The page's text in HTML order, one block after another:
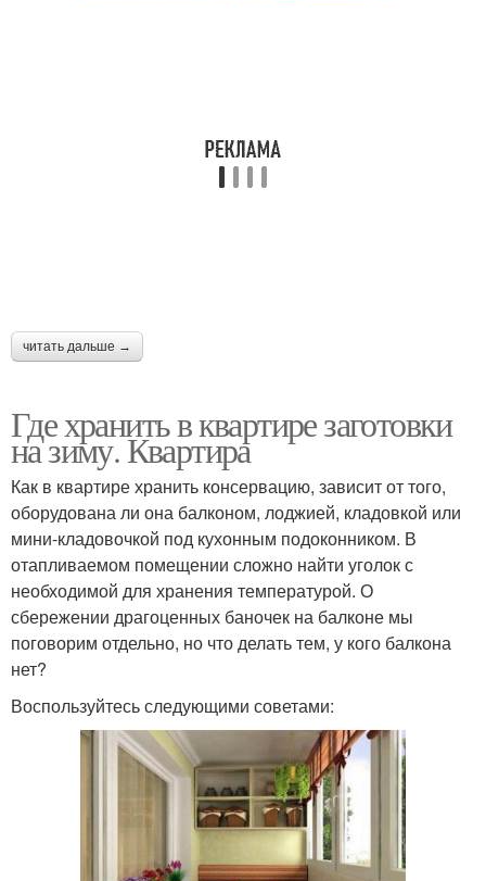
читать дальше →
Где хранить в квартире заготовки
на зиму. Квартира
Как в квартире хранить консервацию, зависит от того,
оборудована ли она балконом, лоджией, кладовкой или
мини-кладовочкой под кухонным подоконником. В
отапливаемом помещении сложно найти уголок с
необходимой для хранения температурой. О
сбережении драгоценных баночек на балконе мы
поговорим отдельно, но что делать тем, у кого балкона
нет?
Воспользуйтесь следующими советами: